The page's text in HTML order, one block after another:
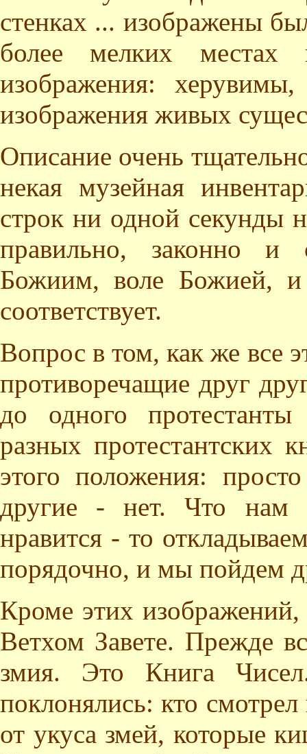
стенках ... изображены
более мелких местах
изображения:
изображения живых
Описание очень
некая музейная
строк ни одной секунды
правильно, законно и
Божиим, воле Божией, и
соответствует.
Вопрос в том, как же все
противоречащие друг
до одного
разных протестантских
этого положения:
другие - нет. Что нам
нравится - то
порядочно, и мы пойдем
Кроме этих
Ветхом Завете. Прежде
змия. Это Книга
поклонялись: кто
от укуса змей, которые